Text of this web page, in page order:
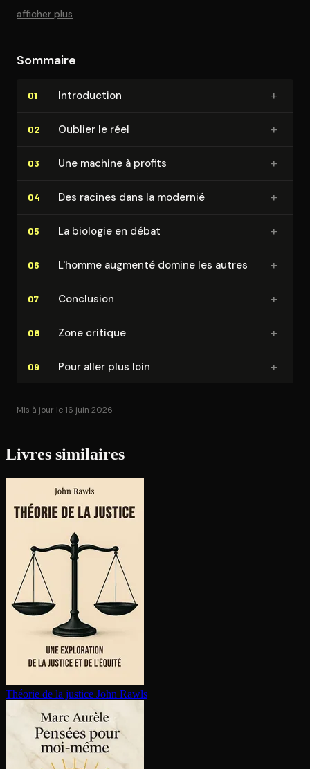
afficher plus
Sommaire
01 In­tro­duc­tion +
02 Oublier le réel +
03 Une machine à profits +
04 Des racines dans la modernié +
05 La biologie en débat +
06 L'homme augmenté domine les autres +
07 Conclusion +
08 Zone critique +
09 Pour aller plus loin +
Mis à jour le 16 juin 2026
Livres similaires
Théorie de la justice John Rawls